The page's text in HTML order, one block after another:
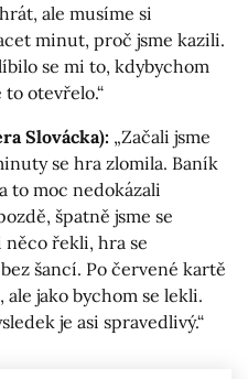
ale musíme si
minut, proč jsme kazili.
se mi to, kdybychom
otevřelo.“
Slovácka): „Začali jsme
se hra zlomila. Baník
to moc nedokázali
špatně jsme se
něco řekli, hra se
šancí. Po červené kartě
jako bychom se lekli.
je asi spravedlivý.“